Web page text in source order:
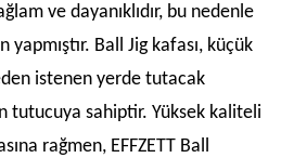
ve dayanıklıdır, bu nedenle
yapmıştır. Ball Jig kafası, küçük
istenen yerde tutacak
tutucuya sahiptir. Yüksek kaliteli
rağmen, EFFZETT Ball